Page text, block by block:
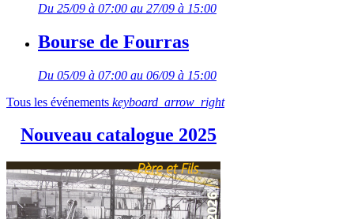
Du 25/09 à 07:00 au 27/09 à 15:00
Bourse de Fourras
Du 05/09 à 07:00 au 06/09 à 15:00
Tous les événements keyboard_arrow_right
Nouveau catalogue 2025